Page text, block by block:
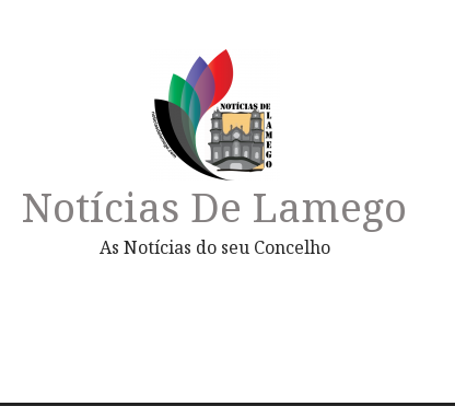
Notícias De Lamego
As Notícias do seu Concelho